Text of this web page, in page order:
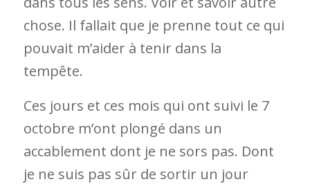
chose. Il fallait que je prenne tout ce qui
pouvait m’aider à tenir dans la
tempête.
Ces jours et ces mois qui ont suivi le 7
octobre m’ont plongé dans un
accablement dont je ne sors pas. Dont
je ne suis pas sûr de sortir un jour